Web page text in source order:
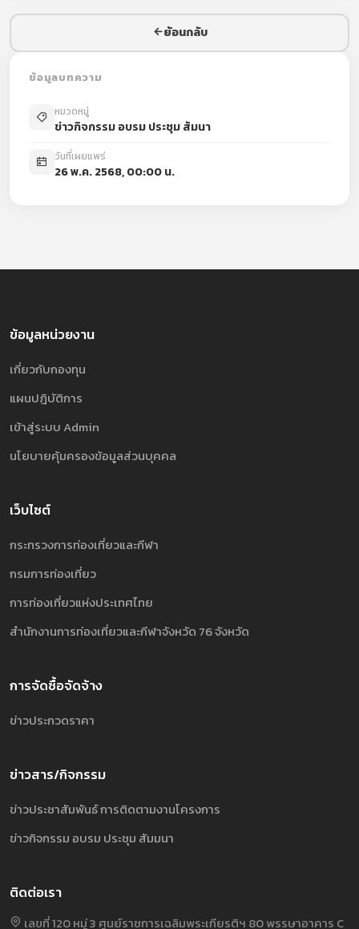
ย้อนกลับ
ข้อมูลบทความ
หมวดหมู่
ข่าวกิจกรรม อบรม ประชุม สัมนา
วันที่เผยแพร่
26 พ.ค. 2568, 00:00 น.
ข้อมูลหน่วยงาน
เกี่ยวกับกองทุน
แผนปฎิบัติการ
เข้าสู่ระบบ Admin
นโยบายคุ้มครองข้อมูลส่วนบุคคล
เว็บไซต์
กระทรวงการท่องเที่ยวและกีฬา
กรมการท่องเที่ยว
การท่องเที่ยวแห่งประเทศไทย
สำนักงานการท่องเที่ยวและกีฬาจังหวัด 76 จังหวัด
การจัดซื้อจัดจ้าง
ข่าวประกวดราคา
ข่าวสาร/กิจกรรม
ข่าวประชาสัมพันธ์ การติดตามงานโครงการ
ข่าวกิจกรรม อบรม ประชุม สัมมนา
ติดต่อเรา
เลขที่ 120 หมู่ 3 ศูนย์ราชการเฉลิมพระเกียรติฯ 80 พรรษาอาคาร C